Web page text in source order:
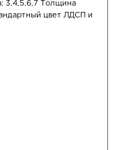
3,4,5,6,7 Толщина
цвет ЛДСП и